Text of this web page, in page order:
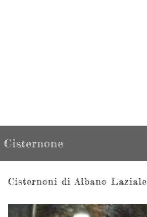
Cisternone
Cisternoni di Albano Laziale